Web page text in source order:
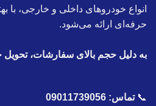
انواع خودروهای داخلی و خارجی، با
حرفه‌ای ارائه می‌شود.
به دلیل حجم بالای سفارشات، تحویل
📞تماس: 09011739056